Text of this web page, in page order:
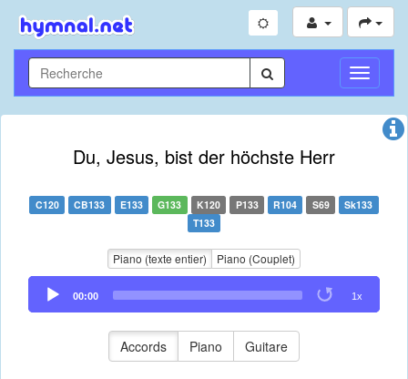
Toggle
Du, Jesus, bist der höchste Herr
C120 CB133 E133 G133 K120 P133 R104 S69
Sk133
T133
Piano (texte entier) Piano (Couplet)
Audio
Player
00:00 1x
Accords Piano Guitare